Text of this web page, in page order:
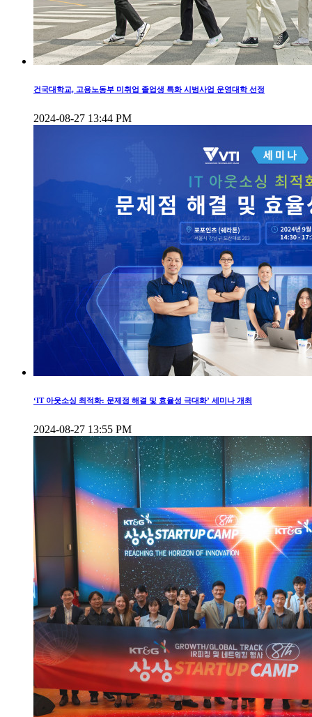
건국대학교, 고용노동부 미취업 졸업생 특화 시범사업 운영대학 선정
2024-08-27 13:44 PM
‘IT 아웃소싱 최적화: 문제점 해결 및 효율성 극대화’ 세미나 개최
2024-08-27 13:55 PM